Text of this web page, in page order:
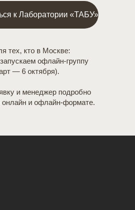
к Лаборатории «ТАБУ»
тех, кто в Москве:
офлайн-группу
— 6 октября).
и менеджер подробно
онлайн и офлайн-формате.